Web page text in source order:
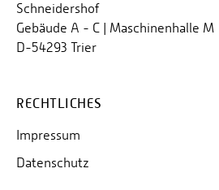
Schneidershof
Gebäude A - C | Maschinenhalle M
D-54293 Trier
RECHTLICHES
Impressum
Datenschutz